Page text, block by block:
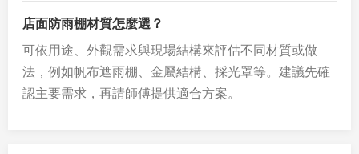
店面防雨棚材質怎麼選？
可依用途、外觀需求與現場結構來評估不同材質或做
法，例如帆布遮雨棚、金屬結構、採光罩等。建議先確
認主要需求，再請師傅提供適合方案。